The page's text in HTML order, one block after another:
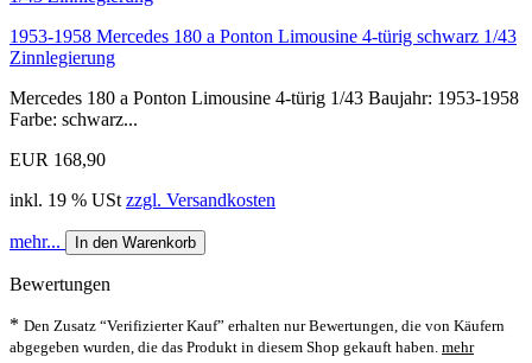
1953-1958 Mercedes 180 a Ponton Limousine 4-türig schwarz 1/43
Zinnlegierung
Mercedes 180 a Ponton Limousine 4-türig 1/43 Baujahr: 1953-1958
Farbe: schwarz...
EUR 168,90
inkl. 19 % USt zzgl. Versandkosten
mehr... In den Warenkorb
Bewertungen
* Den Zusatz “Verifizierter Kauf” erhalten nur Bewertungen, die von Käufern
abgegeben wurden, die das Produkt in diesem Shop gekauft haben. mehr